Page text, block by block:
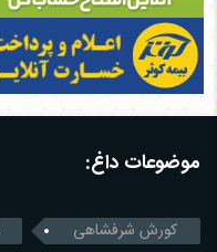
موضوعات داغ:
کورش شرفشاهی